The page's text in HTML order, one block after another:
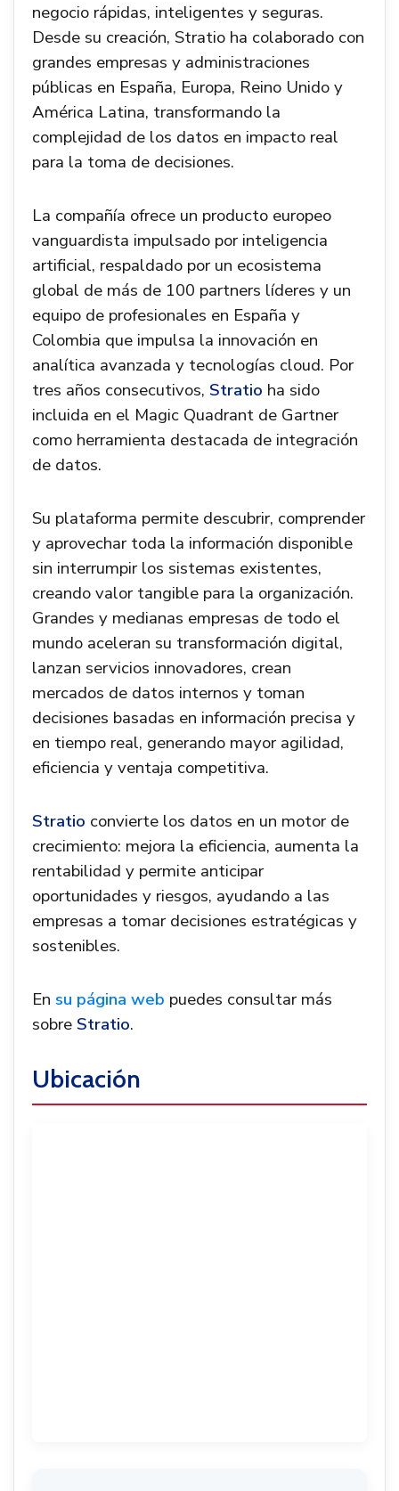
negocio rápidas, inteligentes y seguras.
Desde su creación, Stratio ha colaborado con
grandes empresas y administraciones
públicas en España, Europa, Reino Unido y
América Latina, transformando la
complejidad de los datos en impacto real
para la toma de decisiones.
La compañía ofrece un producto europeo
vanguardista impulsado por inteligencia
artificial, respaldado por un ecosistema
global de más de 100 partners líderes y un
equipo de profesionales en España y
Colombia que impulsa la innovación en
analítica avanzada y tecnologías cloud. Por
tres años consecutivos, Stratio ha sido
incluida en el Magic Quadrant de Gartner
como herramienta destacada de integración
de datos.
Su plataforma permite descubrir, comprender
y aprovechar toda la información disponible
sin interrumpir los sistemas existentes,
creando valor tangible para la organización.
Grandes y medianas empresas de todo el
mundo aceleran su transformación digital,
lanzan servicios innovadores, crean
mercados de datos internos y toman
decisiones basadas en información precisa y
en tiempo real, generando mayor agilidad,
eficiencia y ventaja competitiva.
Stratio convierte los datos en un motor de
crecimiento: mejora la eficiencia, aumenta la
rentabilidad y permite anticipar
oportunidades y riesgos, ayudando a las
empresas a tomar decisiones estratégicas y
sostenibles.
En su página web puedes consultar más
sobreStratio.
Ubicación